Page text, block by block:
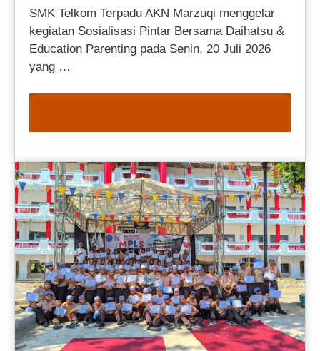
SMK Telkom Terpadu AKN Marzuqi menggelar
kegiatan Sosialisasi Pintar Bersama Daihatsu &
Education Parenting pada Senin, 20 Juli 2026
yang …